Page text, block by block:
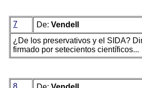
7 De: Vendell
¿De los preservativos y el SIDA?
firmado por setecientos científicos...
8